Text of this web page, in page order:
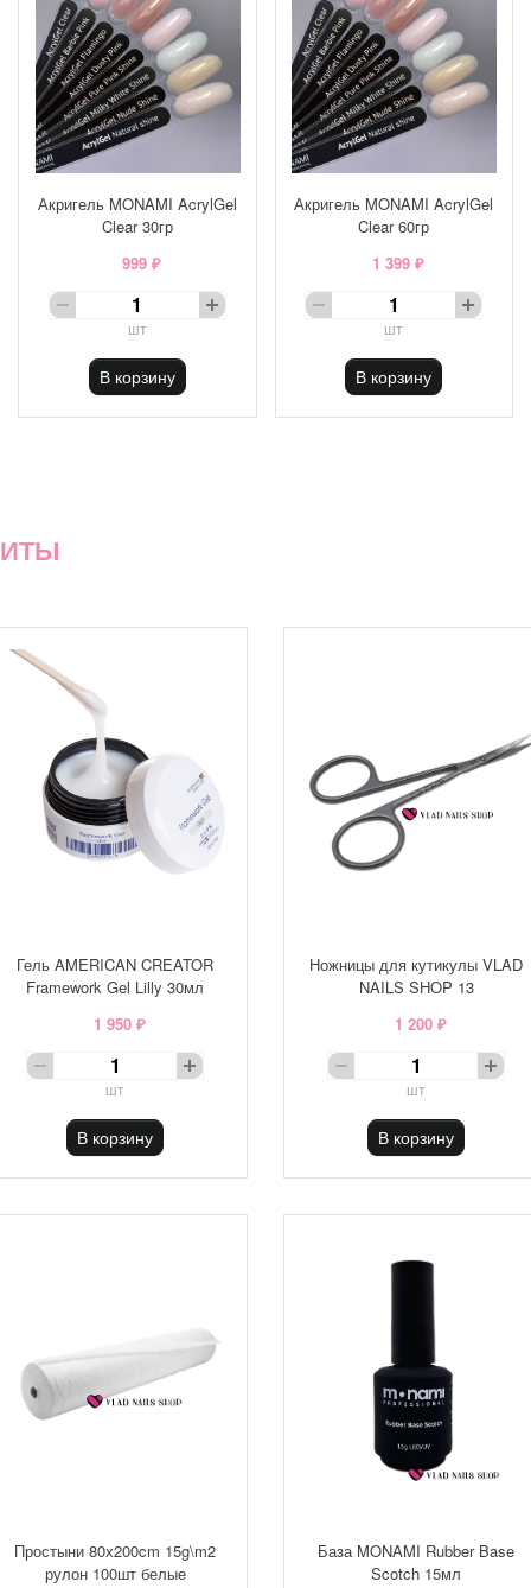
Акригель MONAMI AcrylGel
Clear 30гр
999 ₽
шт
В корзину
Акригель MONAMI AcrylGel
Clear 60гр
1 399 ₽
шт
В корзину
Гель AMERICAN CREATOR
Framework Gel Lilly 30мл
1 950 ₽
шт
В корзину
Ножницы для кутикулы VLAD
NAILS SHOP 13
1 200 ₽
шт
В корзину
Простыни 80х200cm 15g\m2
рулон 100шт белые
База MONAMI Rubber Base
Scotch 15мл